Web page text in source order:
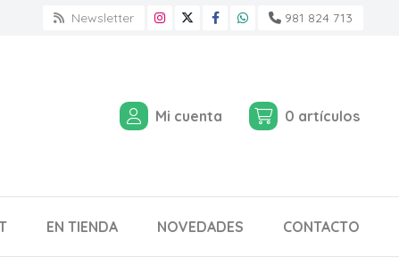
Newsletter 981 824 713
Mi cuenta 0 artículos
EN TIENDA NOVEDADES CONTACTO